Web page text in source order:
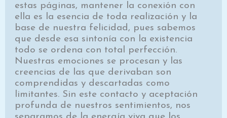
estas páginas, mantener la conexión con
ella es la esencia de toda realización y la
base de nuestra felicidad, pues sabemos
que desde esa sintonía con la existencia
todo se ordena con total perfección.
Nuestras emociones se procesan y las
creencias de las que derivaban son
comprendidas y descartadas como
limitantes. Sin este contacto y aceptación
profunda de nuestros sentimientos, nos